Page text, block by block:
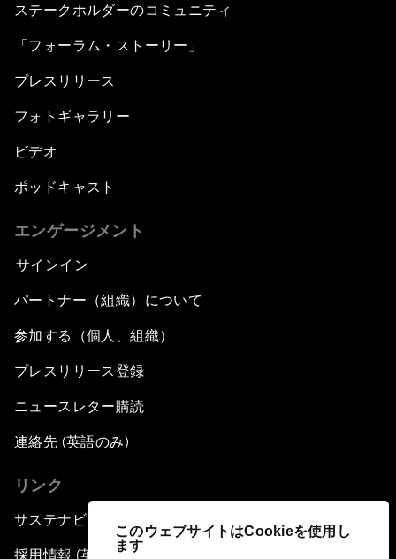
このウェブサイトはCookieを使用し
ます
ステークホルダーのコミュニティ
「フォーラム・ストーリー」
プレスリリース
フォトギャラリー
ビデオ
ポッドキャスト
エンゲージメント
サインイン
パートナー（組織）について
参加する（個人、組織）
プレスリリース登録
ニュースレター購読
連絡先 (英語のみ)
リンク
サステナビリティへの取り組み
採用情報 (英語のみ)